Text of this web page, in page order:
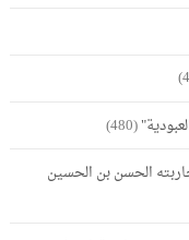
(480)
الحسن بن الحسين